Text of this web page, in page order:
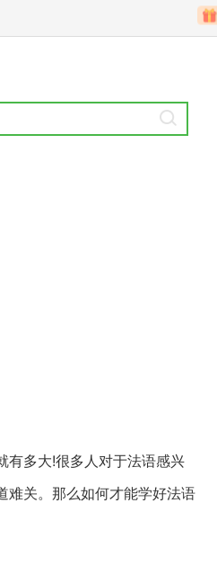
有多大!很多人对于法语感兴
难关。那么如何才能学好法语